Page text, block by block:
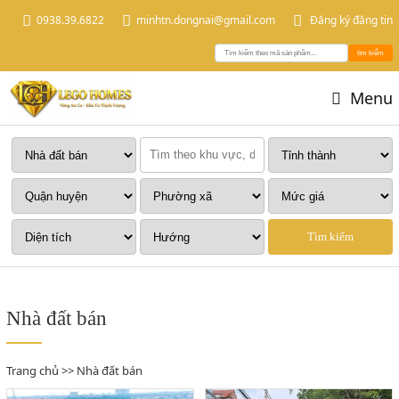
0938.39.6822 minhtn.dongnai@gmail.com Đăng ký đăng tin
tìm kiếm
Menu
Tìm kiếm
Nhà đất bán
Trang chủ >> Nhà đất bán